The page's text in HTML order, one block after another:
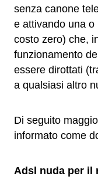
senza canone
e attivando una o
costo zero) che,
funzionamento
essere dirottati
a qualsiasi altro
Di seguito
informato come
Adsl nuda per il